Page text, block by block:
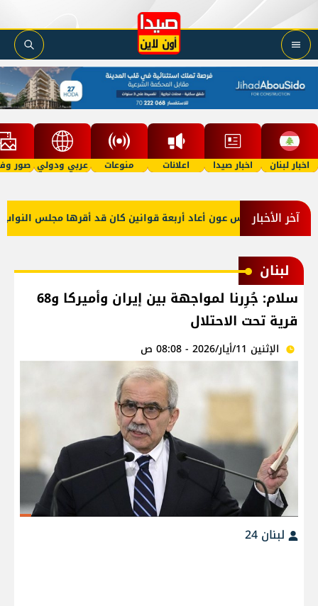
اخبار لبنان اخبار صيدا اعلانات منوعات عربي ودولي صور
آخر الأخبار
الرئيس عون أعاد أربعة قوانين كان قد أقرها مجلس النواب
لبنان
سلام: جُرِرنا لمواجهة بين إيران وأميركا و68
قرية تحت الاحتلال
الإثنين 11/أيار/2026 - 08:08 ص
لبنان 24